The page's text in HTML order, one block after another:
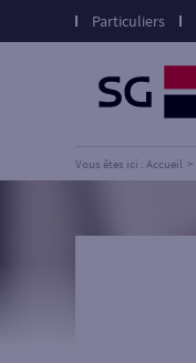
Particuliers
Vous êtes ici : Accueil